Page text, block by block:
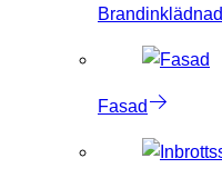
Brandinklädnad
Fasad